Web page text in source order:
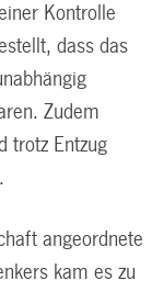
Kontrolle
dass das
Zudem
trotz Entzug
angeordnete
kam es zu